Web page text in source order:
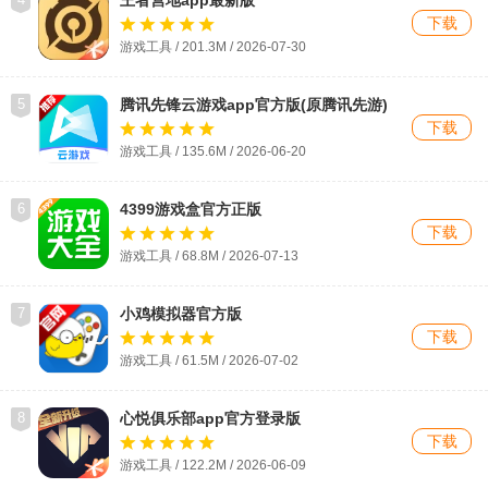
游戏工具 / 201.3M / 2026-07-30
下载
5 腾讯先锋云游戏app官方版(原腾讯先游)
游戏工具 / 135.6M / 2026-06-20
下载
6 4399游戏盒官方正版
游戏工具 / 68.8M / 2026-07-13
下载
7 小鸡模拟器官方版
游戏工具 / 61.5M / 2026-07-02
下载
8 心悦俱乐部app官方登录版
游戏工具 / 122.2M / 2026-06-09
下载